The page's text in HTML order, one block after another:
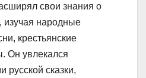
свои знания о
изучая народные
крестьянские
Он увлекался
русской сказки,